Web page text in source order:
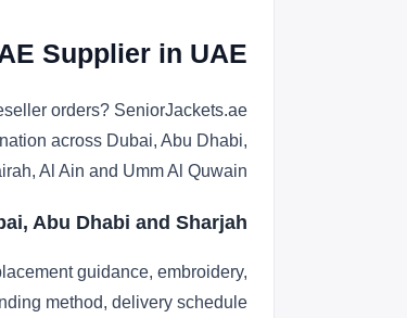
Supplier in UAE
orders? SeniorJackets.ae
across Dubai, Abu Dhabi,
Al Ain and Umm Al Quwain.
Abu Dhabi and Sharjah
guidance, embroidery,
method, delivery schedule